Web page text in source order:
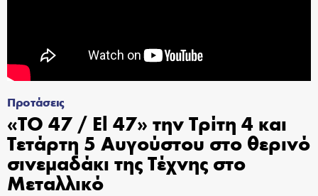
Προτάσεις
«ΤΟ 47 / El 47» την Τρίτη 4 και
Τετάρτη 5 Αυγούστου στο θερινό
σινεμαδάκι της Τέχνης στο
Μεταλλικό